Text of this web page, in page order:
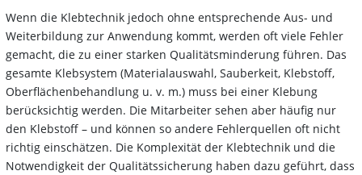
Wenn die Klebtechnik jedoch ohne entsprechende Aus- und
Weiterbildung zur Anwendung kommt, werden oft viele Fehler
gemacht, die zu einer starken Qualitätsminderung führen. Das
gesamte Klebsystem (Materialauswahl, Sauberkeit, Klebstoff,
Oberflächenbehandlung u. v. m.) muss bei einer Klebung
berücksichtig werden. Die Mitarbeiter sehen aber häufig nur
den Klebstoff – und können so andere Fehlerquellen oft nicht
richtig einschätzen. Die Komplexität der Klebtechnik und die
Notwendigkeit der Qualitätssicherung haben dazu geführt, dass